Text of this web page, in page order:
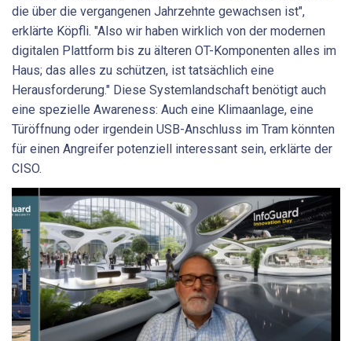
die über die vergangenen Jahrzehnte gewachsen ist",
erklärte Köpfli. "Also wir haben wirklich von der modernen
digitalen Plattform bis zu älteren OT-Komponenten alles im
Haus; das alles zu schützen, ist tatsächlich eine
Herausforderung." Diese Systemlandschaft benötigt auch
eine spezielle Awareness: Auch eine Klimaanlage, eine
Türöffnung oder irgendein USB-Anschluss im Tram könnten
für einen Angreifer potenziell interessant sein, erklärte der
CISO.